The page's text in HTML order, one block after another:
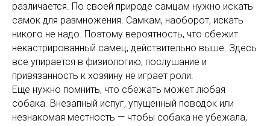
различается. По своей природе самцам нужно искать
самок для размножения. Самкам, наоборот, искать
никого не надо. Поэтому вероятность, что сбежит
некастрированный самец, действительно выше. Здесь
все упирается в физиологию, послушание и
привязанность к хозяину не играет роли.
Еще нужно помнить, что сбежать может любая
собака. Внезапный испуг, упущенный поводок или
незнакомая местность — чтобы собака не убежала,